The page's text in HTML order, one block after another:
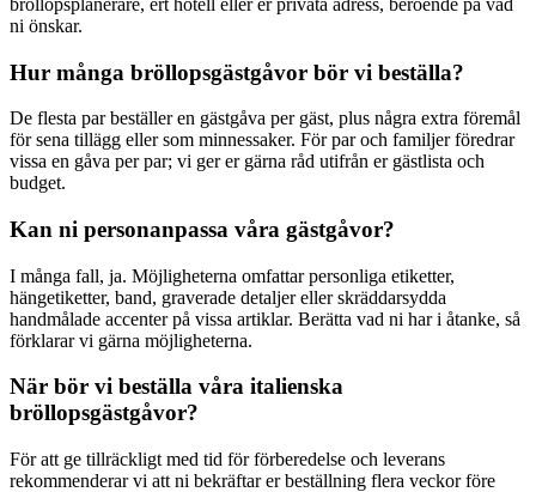
ni önskar.
Hur många bröllopsgästgåvor bör vi beställa?
De flesta par beställer en gästgåva per gäst, plus några extra föremål
för sena tillägg eller som minnessaker. För par och familjer föredrar
vissa en gåva per par; vi ger er gärna råd utifrån er gästlista och
budget.
Kan ni personanpassa våra gästgåvor?
I många fall, ja. Möjligheterna omfattar personliga etiketter,
hängetiketter, band, graverade detaljer eller skräddarsydda
handmålade accenter på vissa artiklar. Berätta vad ni har i åtanke, så
förklarar vi gärna möjligheterna.
När bör vi beställa våra italienska
bröllopsgästgåvor?
För att ge tillräckligt med tid för förberedelse och leverans
rekommenderar vi att ni bekräftar er beställning flera veckor före